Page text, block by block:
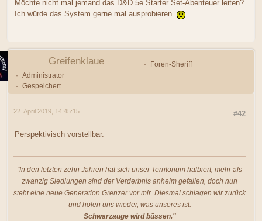
Möchte nicht mal jemand das D&D 5e Starter Set-Abenteuer leiten?
Ich würde das System gerne mal ausprobieren.
Greifenklaue
Foren-Sheriff
Administrator
Gespeichert
#42
22. April 2019, 14:45:15
Perspektivisch vorstellbar.
"In den letzten zehn Jahren hat sich unser Territorium halbiert, mehr als
zwanzig Siedlungen sind der Verderbnis anheim gefallen, doch nun
steht eine neue Generation Grenzer vor mir. Diesmal schlagen wir zurück
und holen uns wieder, was unseres ist.
Schwarzauge wird büssen."